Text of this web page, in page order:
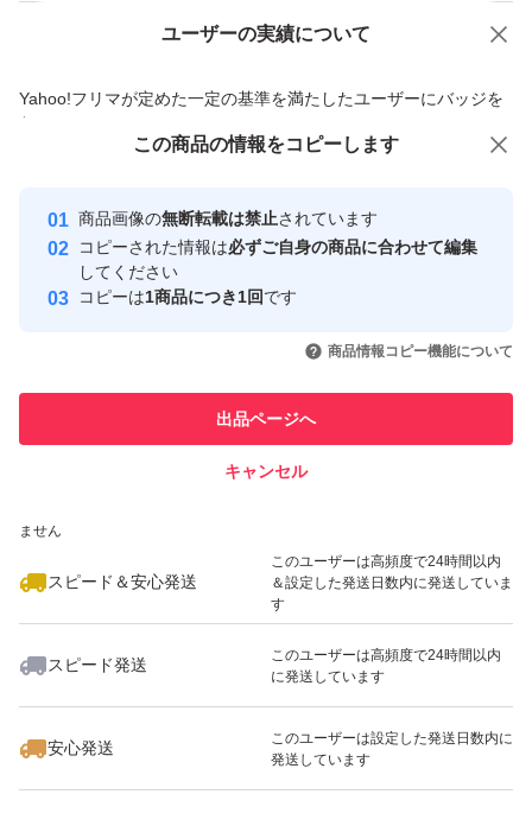
ユーザーの実績について
Yahoo!フリマが定めた一定の基準を満たしたユーザーにバッジを
付与しています
安心取引出品者
心・安全なユーザーです
取引実績
引を完了させた実績があります
での取引実績があります
ません
スピード＆安心発送
このユーザーは高頻度で24時間以内
＆設定した発送日数内に発送していま
す
スピード発送
このユーザーは高頻度で24時間以内
に発送しています
安心発送
このユーザーは設定した発送日数内に
発送しています
価格の相談 商品への質問
この商品の情報をコピーします
商品画像の無断転載は禁止されています
コピーされた情報は必ずご自身の商品に合わせて編集
してください
コピーは1商品につき1回です
商品情報コピー機能について
出品ページへ
キャンセル
この商品をみている人にオススメ
いいね！
2,380